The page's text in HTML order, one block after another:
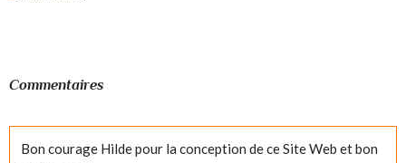
Commentaires
Bon courage Hilde pour la conception de ce Site Web et bon